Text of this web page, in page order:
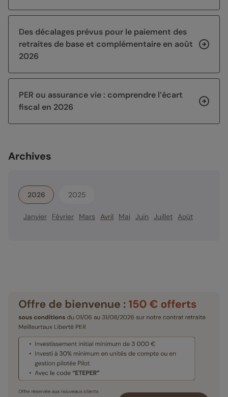
Des décalages prévus pour le paiement des
retraites de base et complémentaire en août
2026
PER ou assurance vie : comprendre l’écart
fiscal en 2026
Archives
2026 2025
Janvier Février Mars Avril Mai Juin Juillet Août